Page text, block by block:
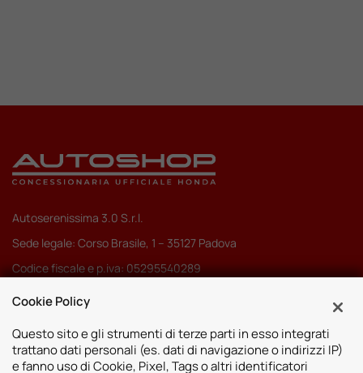
Autoserenissima 3.0 S.r.l.
Sede legale: Corso Brasile, 1 – 35127 Padova
Codice fiscale e p.iva: 05295540289
Pec:autoserenissima3.0srl@legalmail.it
Cookie Policy
Questo sito e gli strumenti di terze parti in esso integrati
trattano dati personali (es. dati di navigazione o indirizzi IP)
e fanno uso di Cookie, Pixel, Tags o altri identificatori